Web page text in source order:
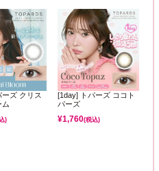
ズ クリス
ム
)
[1day] トパーズ ココト
パーズ
¥1,760(税込)